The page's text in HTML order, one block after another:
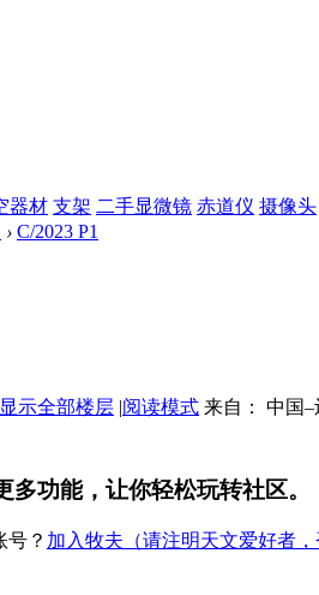
器材 支架 二手显微镜 赤道仪 摄像头
› C/2023 P1
显示全部楼层 |阅读模式 来自： 中国
功能，让你轻松玩转社区。
号？ 加入牧夫（请注明天文爱好者，